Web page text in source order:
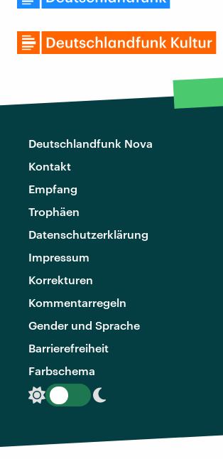
Deutschlandfunk Nova
Kontakt
Empfang
Trophäen
Datenschutzerklärung
Impressum
Korrekturen
Kommentarregeln
Gender und Sprache
Barrierefreiheit
Farbschema